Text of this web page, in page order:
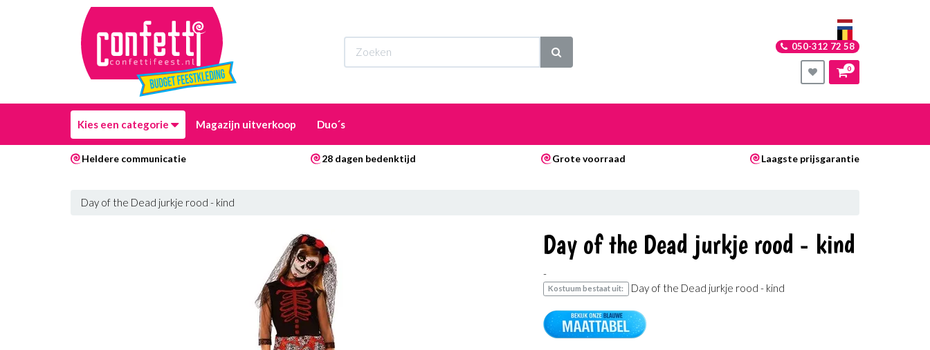
050-312 72 58
0
Kies een categorie Magazijn uitverkoop Duo´s
Heldere communicatie 28 dagen bedenktijd Grote voorraad Laagste prijsgarantie
Day of the Dead jurkje rood - kind
Day of the Dead jurkje rood - kind
-
Kostuum bestaat uit: Day of the Dead jurkje rood - kind